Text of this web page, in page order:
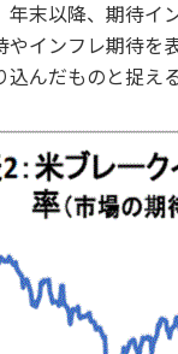
末以降、期待イ
インフレ期待を
んだものと捉え